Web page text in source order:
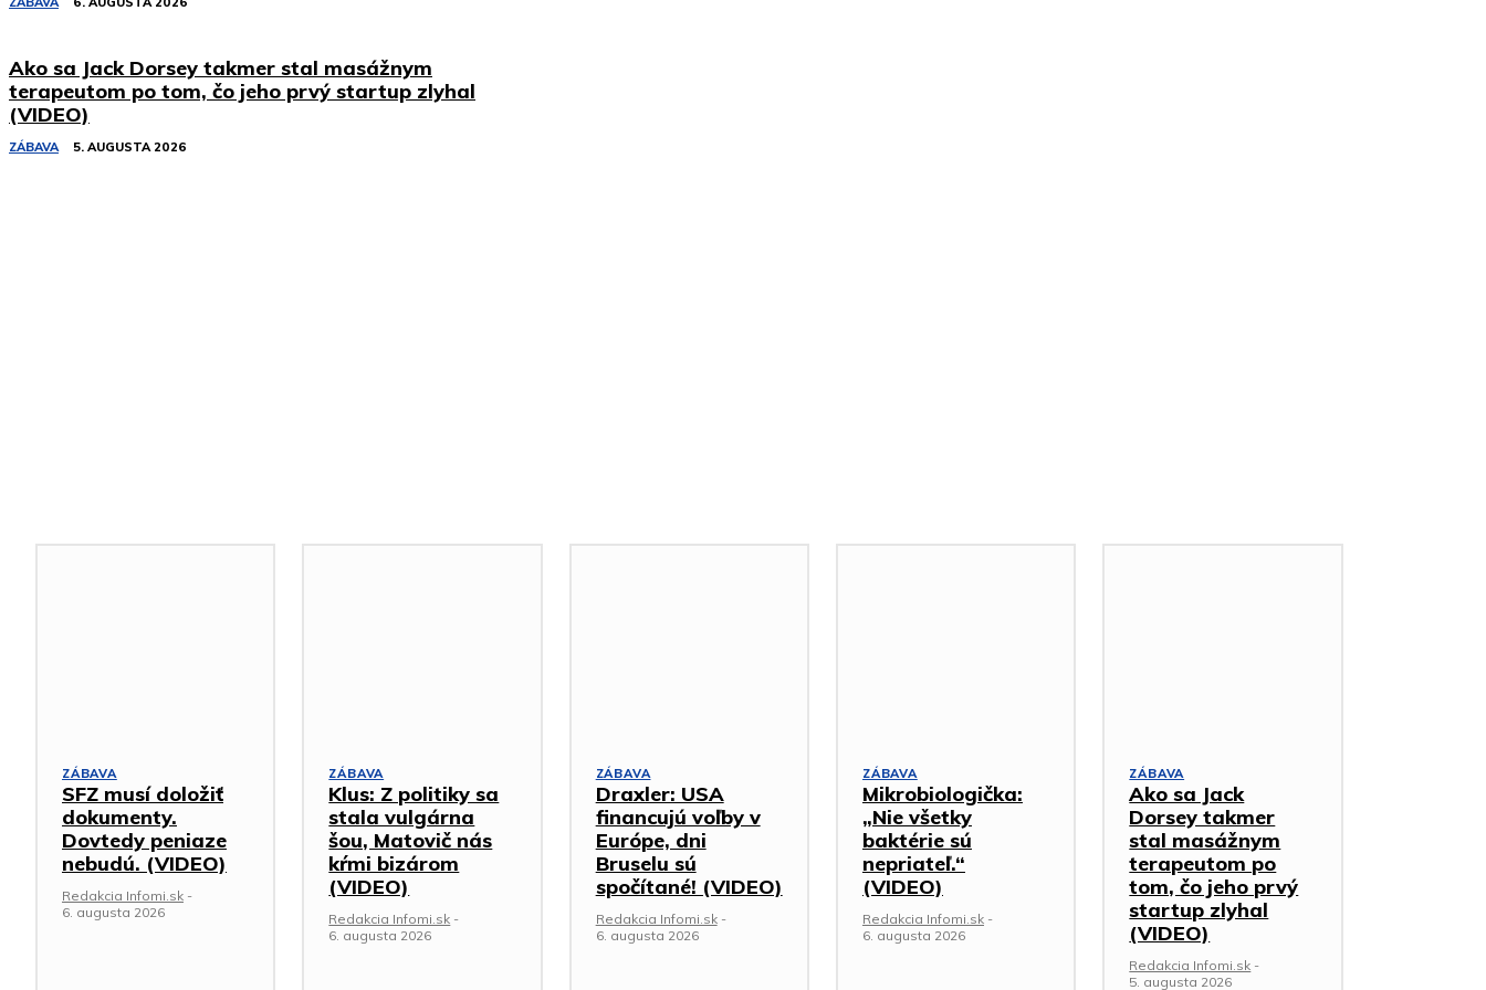
Ako sa Jack Dorsey takmer stal masážnym
terapeutom po tom, čo jeho prvý startup zlyhal
(VIDEO)
ZÁBAVA 5. AUGUSTA 2026
ZÁBAVA
SFZ musí doložiť
dokumenty.
Dovtedy peniaze
nebudú. (VIDEO)
Redakcia Infomi.sk -
6. augusta 2026
ZÁBAVA
Klus: Z politiky sa
stala vulgárna
šou, Matovič nás
kŕmi bizárom
(VIDEO)
Redakcia Infomi.sk -
6. augusta 2026
ZÁBAVA
Draxler: USA
financujú voľby v
Európe, dni
Bruselu sú
spočítané! (VIDEO)
Redakcia Infomi.sk -
6. augusta 2026
ZÁBAVA
Mikrobiologička:
„Nie všetky
baktérie sú
nepriateľ.“
(VIDEO)
Redakcia Infomi.sk -
6. augusta 2026
ZÁBAVA
Ako sa Jack
Dorsey takmer
stal masážnym
terapeutom po
tom, čo jeho prvý
startup zlyhal
(VIDEO)
Redakcia Infomi.sk -
5. augusta 2026